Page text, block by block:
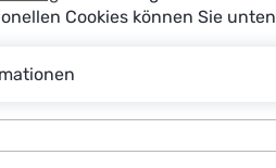
AI“-Plattform anders als
die Pathologie in
Cookies können Sie